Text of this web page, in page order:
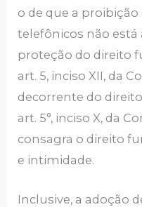
o de que a proibição
telefônicos não
proteção do direito
art. 5, inciso XII, da
decorrente do
art. 5°, inciso X, da
consagra o direito
e intimidade.
Inclusive, a adoção